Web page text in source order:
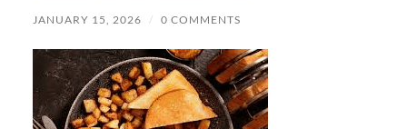
JANUARY 15, 2026 / 0 COMMENTS